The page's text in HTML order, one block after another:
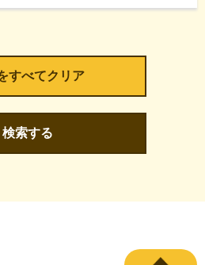
検索する